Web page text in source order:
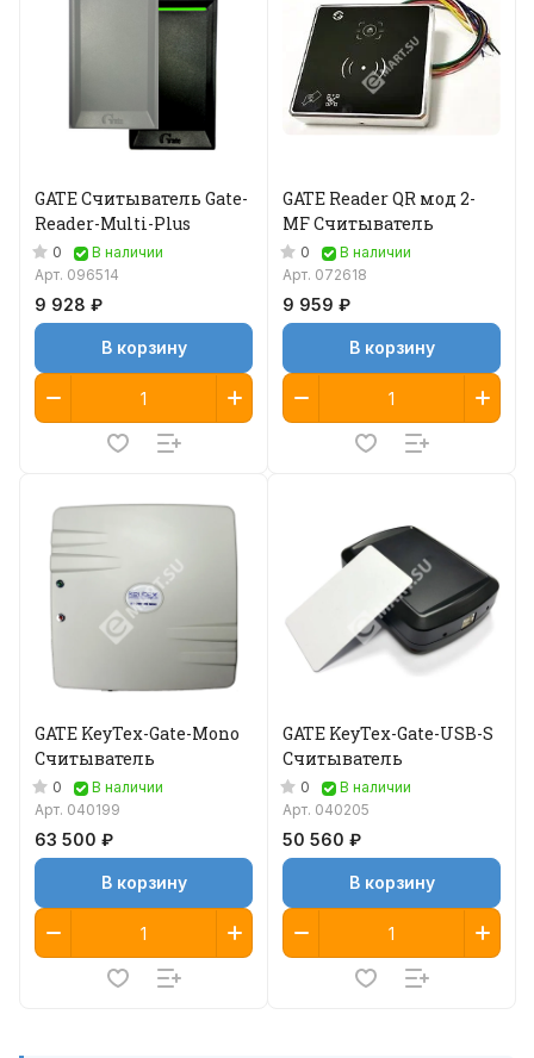
GATE Считыватель Gate-
Reader-Multi-Plus
0
В наличии
Арт. 096514
9 928 ₽
В корзину
GATE Reader QR мод 2-
MF Считыватель
0
В наличии
Арт. 072618
9 959 ₽
В корзину
GATE KeyTex-Gate-Mono
Считыватель
0
В наличии
Арт. 040199
63 500 ₽
В корзину
GATE KeyTex-Gate-USB-S
Считыватель
0
В наличии
Арт. 040205
50 560 ₽
В корзину